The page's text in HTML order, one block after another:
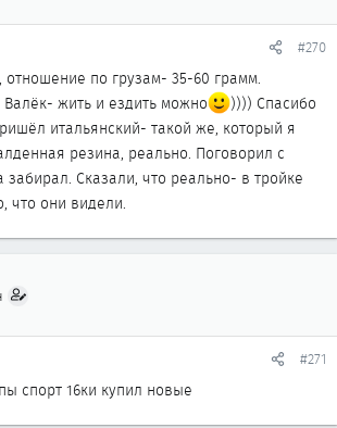
#270
отношение по грузам- 35-60 грамм.
жить и ездить можно
)))) Спасибо
итальянский- такой же, который я
резина, реально. Поговорил с
забирал. Сказали, что реально- в тройке
что они видели.
#271
спорт 16ки купил новые